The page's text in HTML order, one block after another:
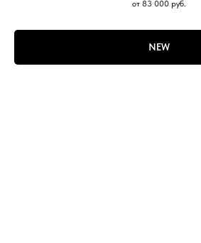
от 83 000 руб.
NEW